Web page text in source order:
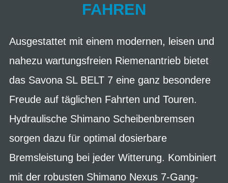
FAHREN
Ausgestattet mit einem modernen, leisen und
nahezu wartungsfreien Riemenantrieb bietet
das Savona SL BELT 7 eine ganz besondere
Freude auf täglichen Fahrten und Touren.
Hydraulische Shimano Scheibenbremsen
sorgen dazu für optimal dosierbare
Bremsleistung bei jeder Witterung. Kombiniert
mit der robusten Shimano Nexus 7-Gang-